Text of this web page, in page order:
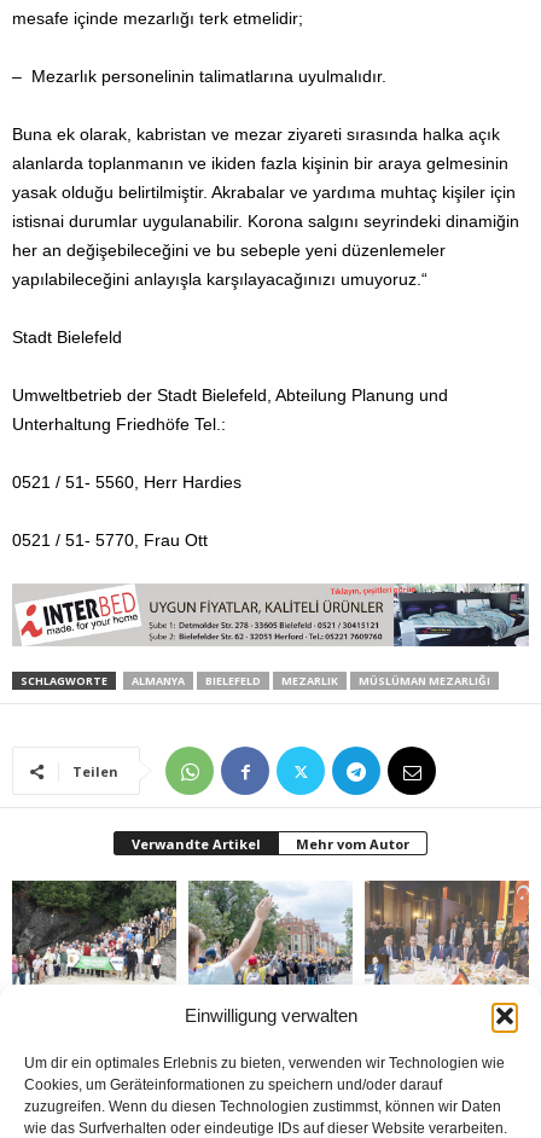
Einwilligung verwalten
Um dir ein optimales Erlebnis zu bieten, verwenden wir Technologien wie
Cookies, um Geräteinformationen zu speichern und/oder darauf
zuzugreifen. Wenn du diesen Technologien zustimmst, können wir Daten
wie das Surfverhalten oder eindeutige IDs auf dieser Website verarbeiten.
mesafe içinde mezarlığı terk etmelidir;
– Mezarlık personelinin talimatlarına uyulmalıdır.
Buna ek olarak, kabristan ve mezar ziyareti sırasında halka açık
alanlarda toplanmanın ve ikiden fazla kişinin bir araya gelmesinin
yasak olduğu belirtilmiştir. Akrabalar ve yardıma muhtaç kişiler için
istisnai durumlar uygulanabilir. Korona salgını seyrindeki dinamiğin
her an değişebileceğini ve bu sebeple yeni düzenlemeler
yapılabileceğini anlayışla karşılayacağınızı umuyoruz.“
Stadt Bielefeld
Umweltbetrieb der Stadt Bielefeld, Abteilung Planung und
Unterhaltung Friedhöfe Tel.:
0521 / 51- 5560, Herr Hardies
0521 / 51- 5770, Frau Ott
SCHLAGWORTE ALMANYA BIELEFELD MEZARLIK MÜSLÜMAN MEZARLIĞI
Teilen
Verwandte Artikel Mehr vom Autor
Brandmauer adé: Die
AfD und das Versagen
MÜSİAD Genel Başkanı
buluşturduğu bir
noktada birleşti“